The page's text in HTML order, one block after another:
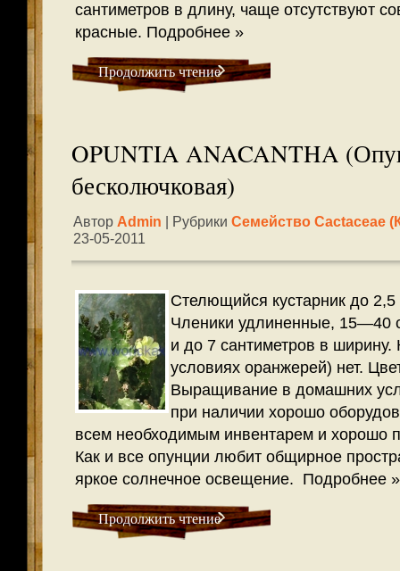
сантиметров в длину, чаще отсутствуют
красные. Подробнее »
Продолжить чтение
OPUNTIA ANACANTHA
бесколючковая)
Автор Admin | Рубрики Семейство Cactaceae
23-05-2011
Стелющийся кустарник до 2,5
Членики удлиненные, 15—40
и до 7 сантиметров в
условиях оранже­рей) нет.
Выращивание в домашних
при наличии хорошо
всем необходимым инвентарем и хорошо
Как и все опунции любит общирное
яркое солнечное освещение. Подробнее »
Продолжить чтение